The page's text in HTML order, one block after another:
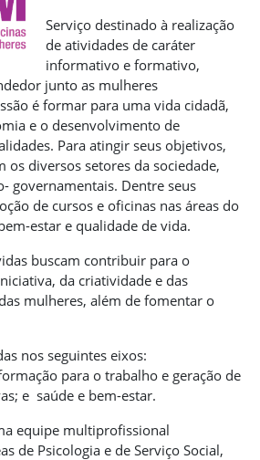
Serviço destinado à realização
de atividades de caráter
informativo e formativo,
junto as mulheres
é formar para uma vida cidadã,
e o desenvolvimento de
Para atingir seus objetivos,
os diversos setores da sociedade,
governamentais. Dentre seus
de cursos e oficinas nas áreas do
estar e qualidade de vida.
buscam contribuir para o
da criatividade e das
mulheres, além de fomentar o
nos seguintes eixos:
para o trabalho e geração de
e saúde e bem-estar.
equipe multiprofissional
de Psicologia e de Serviço Social,